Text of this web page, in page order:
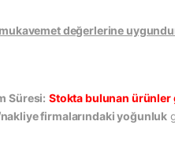
değerlerine
Süresi: Stokta bulunan ürünler
firmalarındaki yoğunluk